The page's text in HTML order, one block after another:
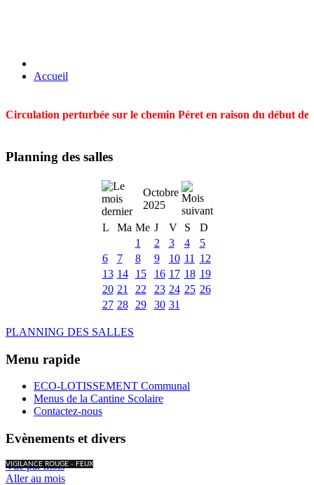
Accueil
Circulation perturbée sur le chemin Péret en raison du début
Planning des salles
Octobre
2025
L
Ma Me J V S
D
1
2 3 4
5
6
7 8 9 10 11
12
13 14 15 16 17 18 19
20 21 22 23 24 25 26
27 28 29 30 31
PLANNING DES SALLES
Menu rapide
ECO-LOTISSEMENT Communal
Menus de la Cantine Scolaire
Contactez-nous
Evènements et divers
VIGILANCE ROUGE - FEUX
Vue par mois
Aller au mois